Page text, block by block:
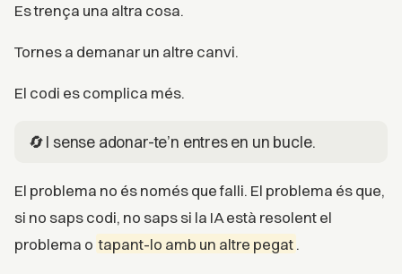
Es trença una altra cosa.
Tornes a demanar un altre canvi.
El codi es complica més.
🔄 I sense adonar-te’n entres en un bucle.
El problema no és només que falli. El problema és que,
si no saps codi, no saps si la IA està resolent el
problema o tapant-lo amb un altre pegat.